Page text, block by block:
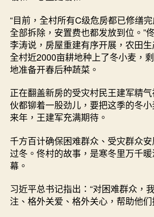
“目前，全村所有C级危房都已修缮
全部拆除，安置费也都发放到位。”
李涛说，房屋重建有序开展，农田生
全村近2000亩耕地种上了冬小麦，
地准备开春后种蔬菜。
正在翻盖新房的受灾村民王建军精气
伙都铆着一股劲儿，要把这季的冬
来年，王建军充满期待。
千方百计确保困难群众、受灾群众
过冬。佟村的故事，是寒冬里万千
幕。
习近平总书记指出：“对困难群众，
注、格外关爱、格外关心，帮助他们